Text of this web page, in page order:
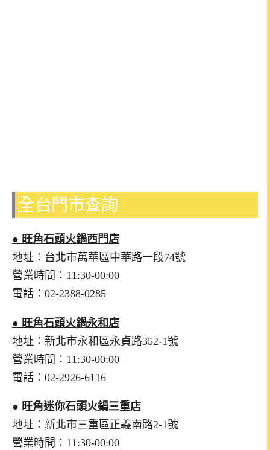
全台門市查詢
● 旺角石頭火鍋西門店
地址：台北市萬華區中華路一段74號
營業時間：11:30-00:00
電話：02-2388-0285
● 旺角石頭火鍋永和店
地址：新北市永和區永貞路352-1號
營業時間：11:30-00:00
電話：02-2926-6116
● 旺角迷你石頭火鍋三重店
地址：新北市三重區正義南路2-1號
營業時間：11:30-00:00